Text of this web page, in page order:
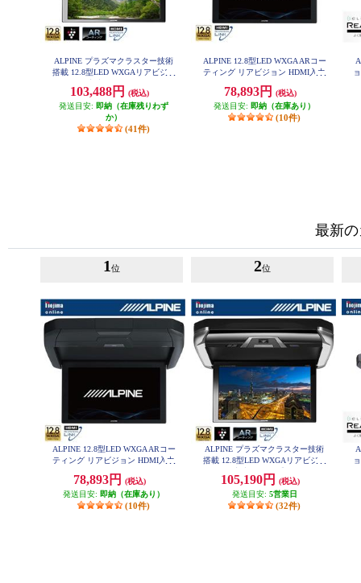
ALPINE プラズマクラスター技術
搭載 12.8型LED WXGAリアビジョ
103,488円
(税込)
発送目安: 即納（在庫残りわず
か）
(41件)
ALPINE 12.8型LED WXGA ARコー
ティング リアビジョン HDMI入力
78,893円
(税込)
発送目安: 即納（在庫あり）
(10件)
最新
1 位
ALPINE 12.8型LED WXGA ARコー
ティング リアビジョン HDMI入力
78,893円
(税込)
発送目安: 即納（在庫あり）
(10件)
2位
ALPINE プラズマクラスター技術
搭載 12.8型LED WXGAリアビジョ
専用） PXH12X-R-AV
105,190円
(税込)
発送目安: 5営業日
(32件)